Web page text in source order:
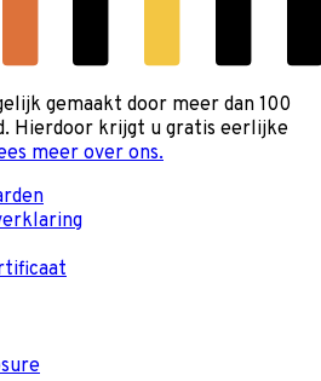
gemaakt door meer dan 100
Hierdoor krijgt u gratis eerlijke
meer over ons.